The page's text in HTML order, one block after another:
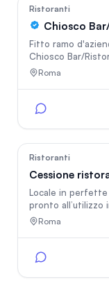
Ristoranti
Chiosco
Fitto ramo
Chiosco Bar/
attività di
mq relativi ad
indicando il
indicare PIVA
Roma
Ristoranti
Cessione
Locale in perfette
pronto all’utilizzo
a sedere interni: 32–36 • Posti a
personale (tutti
Attrezzature
Roma